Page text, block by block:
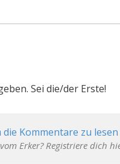
Sei die/der Erste!
die Kommentare zu
Erker? Registriere dich